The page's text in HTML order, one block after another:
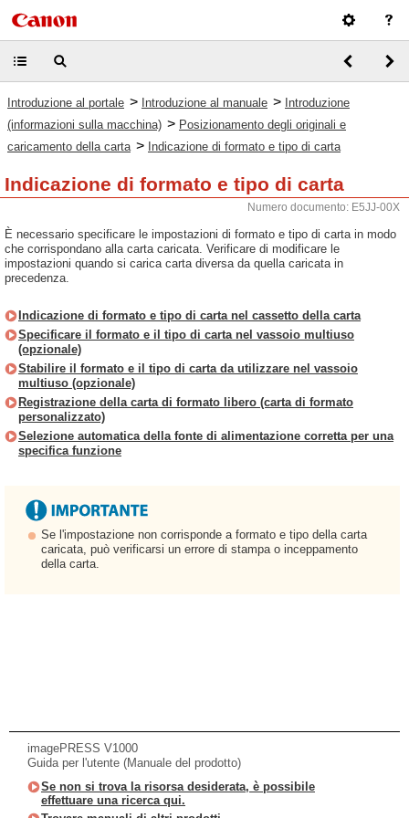
Introduzione al portale > Introduzione al manuale > Introduzione
(informazioni sulla macchina) > Posizionamento degli originali e
caricamento della carta > Indicazione di formato e tipo di carta
Indicazione di formato e tipo di carta
Numero documento: E5JJ-00X
È necessario specificare le impostazioni di formato e tipo di carta in modo
che corrispondano alla carta caricata. Verificare di modificare le
impostazioni quando si carica carta diversa da quella caricata in
precedenza.
Indicazione di formato e tipo di carta nel cassetto della carta
Specificare il formato e il tipo di carta nel vassoio multiuso
(opzionale)
Stabilire il formato e il tipo di carta da utilizzare nel vassoio
multiuso (opzionale)
Registrazione della carta di formato libero (carta di formato
personalizzato)
Selezione automatica della fonte di alimentazione corretta per una
specifica funzione
Se l'impostazione non corrisponde a formato e tipo della carta
caricata, può verificarsi un errore di stampa o inceppamento
della carta.
imagePRESS V1000
Guida per l'utente (Manuale del prodotto)
Se non si trova la risorsa desiderata, è possibile
effettuare una ricerca qui.